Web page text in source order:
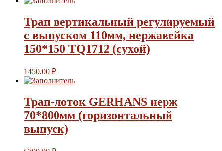
Трап вертикальный регулируемый
с выпуском 110мм, нержавейка
150*150 TQ1712 (сухой)
1450,00 ₽
Трап-лоток GERHANS нерж
70*800мм (горизонтальный
выпуск)